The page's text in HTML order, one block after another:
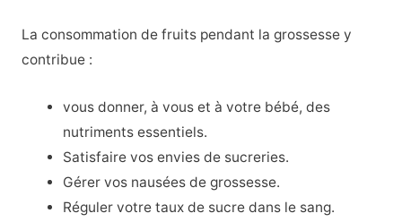
La consommation de fruits pendant la grossesse y
contribue :
vous donner, à vous et à votre bébé, des
nutriments essentiels.
Satisfaire vos envies de sucreries.
Gérer vos nausées de grossesse.
Réguler votre taux de sucre dans le sang.